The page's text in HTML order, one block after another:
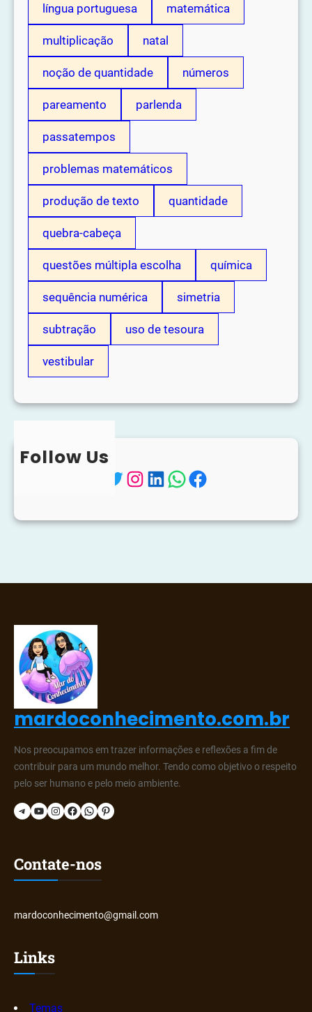
língua portuguesa matemática
multiplicação natal
noção de quantidade números
pareamento parlenda
passatempos
problemas matemáticos
produção de texto quantidade
quebra-cabeça
questões múltipla escolha química
sequência numérica simetria
subtração uso de tesoura
vestibular
Follow Us
Instagram LinkedIn WhatsApp Facebook
mardoconhecimento.com.br
Nos preocupamos em trazer informações e reflexões a fim de
contribuir para um mundo melhor. Tendo como objetivo o respeito
pelo ser humano e pelo meio ambiente.
Telegram YouTube Instagram Facebook WhatsApp Pinterest
Contate-nos
mardoconhecimento@gmail.com
Links
Temas